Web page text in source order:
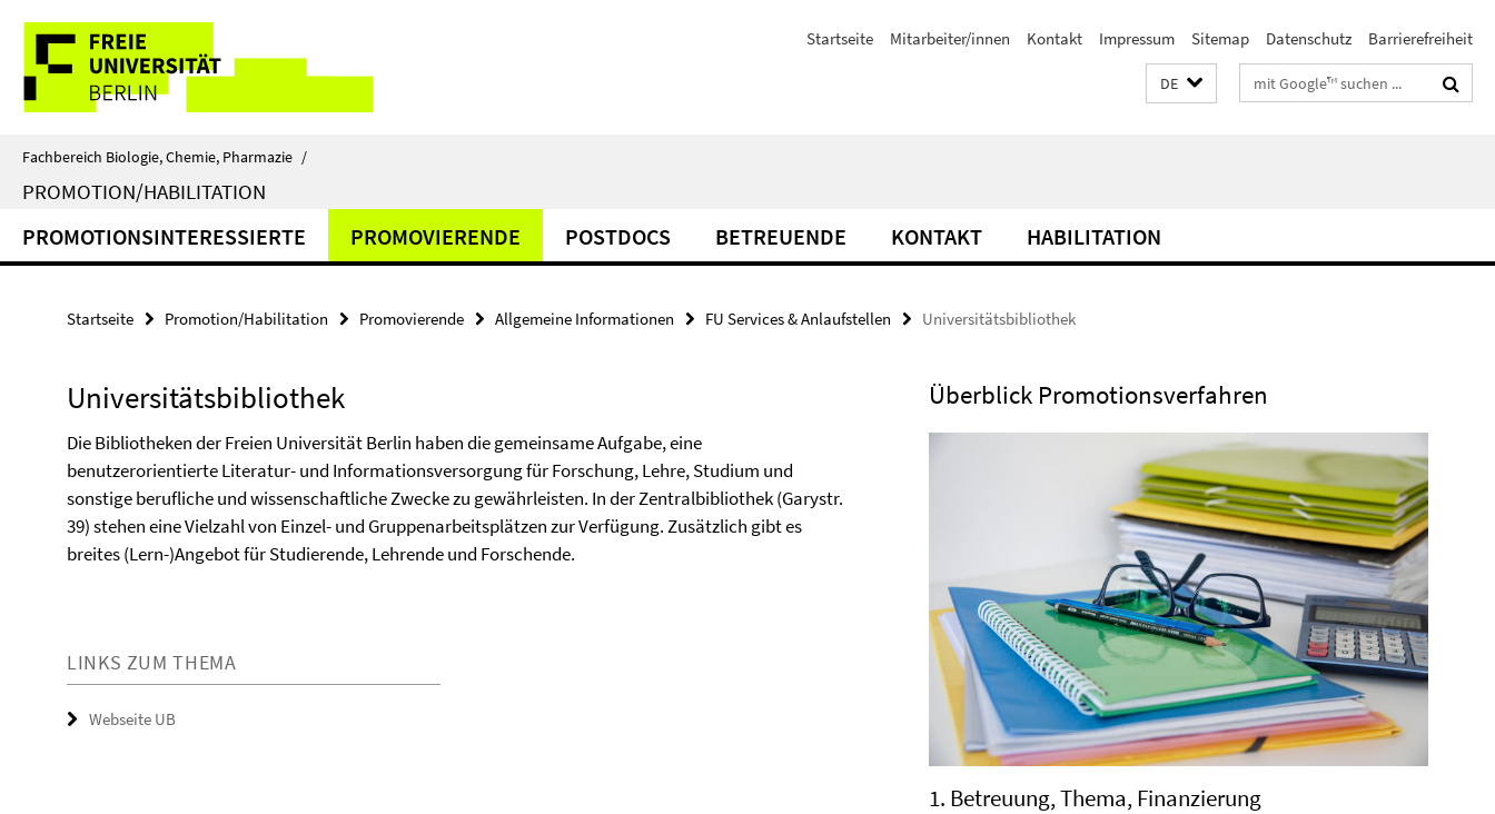
direkt
Inhalt
Service-
Navigation
Startseite Mitarbeiter/innen Kontakt Impressum Sitemap Datenschutz Barrierefreiheit
DE Suchbegriffe
Fachbereich Biologie, Chemie, Pharmazie /
PROMOTION/HABILITATION
PROMOTIONSINTERESSIERTE PROMOVIERENDE POSTDOCS BETREUENDE KONTAKT HABILITATION
Startseite Promotion/Habilitation Promovierende Allgemeine Informationen FU Services & Anlaufstellen Universitätsbibliothek
Universitätsbibliothek
Die Bibliotheken der Freien Universität Berlin haben die gemeinsame Aufgabe, eine
benutzerorientierte Literatur- und Informationsversorgung für Forschung, Lehre, Studium und
sonstige berufliche und wissenschaftliche Zwecke zu gewährleisten. In der Zentralbibliothek (Garystr.
39) stehen eine Vielzahl von Einzel- und Gruppenarbeitsplätzen zur Verfügung. Zusätzlich gibt es
breites (Lern-)Angebot für Studierende, Lehrende und Forschende.
LINKS ZUM THEMA
Webseite UB
Überblick Promotionsverfahren
1. Betreuung, Thema, Finanzierung